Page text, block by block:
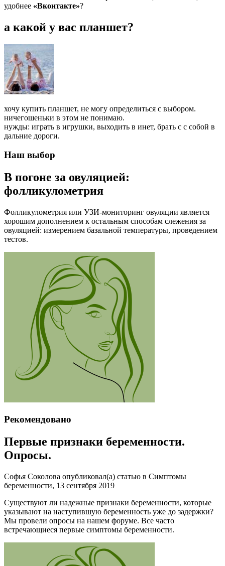
удобнее «Вконтакте»?
а какой у вас планшет?
хочу купить планшет, не могу определиться с выбором.
ничегошеньки в этом не понимаю.
нужды: играть в игрушки, выходить в инет, брать с с собой в
дальние дороги.
Наш выбор
В погоне за овуляцией:
фолликулометрия
Фолликулометрия или УЗИ-мониторинг овуляции является
хорошим дополнением к остальным способам слежения за
овуляцией: измерением базальной температуры, проведением
тестов.
Рекомендовано
Первые признаки беременности.
Опросы.
Софья Соколова опубликовал(а) статью в Симптомы
беременности, 13 сентября 2019
Существуют ли надежные признаки беременности, которые
указывают на наступившую беременность уже до задержки?
Мы провели опросы на нашем форуме. Все часто
встречающиеся первые симптомы беременности.